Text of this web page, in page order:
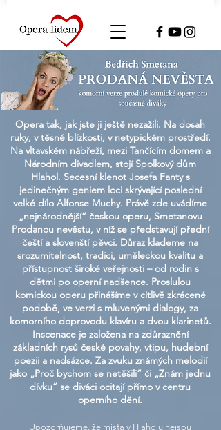
Opera tak, jak jste ji ještě nezažili. Na dosah
ruky, v těsné blízkosti, v netypickém prostředí.
Na vltavském nábřeží, mezi Tančícím domem a
Národním divadlem, stojí Spolkový dům
Hlahol. Secesní klenot Josefa Fanty s
jedinečným geniem loci skrývající poslední
velké dílo Alfonse Muchy. Právě zde uvádíme
„nejnárodnější“ českou operu, Smetanovu
Prodanou nevěstu, v níž se představují přední
čeští a slovenští pěvci. Důraz klademe na
srozumitelnost, tradici, uměleckou kvalitu a
přístupnost široké veřejnosti – od rodin s
dětmi po operní nadšence. Proslulou
komickou operu přinášíme v citlivě zkrácené
podobě, ve verzi s mluvenými dialogy, za
komorního doprovodu klavíru a dvou klarinetů.
Inscenace je založena na zdůraznění
základních rysů české povahy, vtipu, hudební
poezii a nadsázce. Za zvuku známých melodií
jako „Proč bychom se netěšili“ či „Znám jednu
dívku“ se diváci ocitají přímo v centru
operního dění.
Upozorňujeme, že místa v Hlaholu nejsou